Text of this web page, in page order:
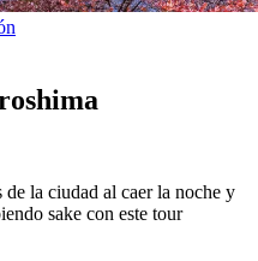
la ciudad al caer la noche y
sake con este tour